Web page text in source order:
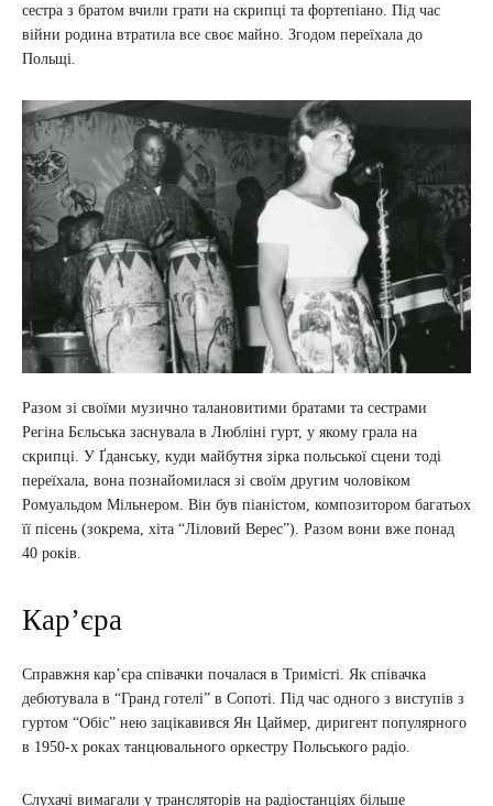
сестра з братом вчили грати на скрипці та фортепіано. Під час
війни родина втратила все своє майно. Згодом переїхала до
Польщі.
Разом зі своїми музично талановитими братами та сестрами
Регіна Бєльська заснувала в Любліні гурт, у якому грала на
скрипці. У Ґданську, куди майбутня зірка польської сцени тоді
переїхала, вона познайомилася зі своїм другим чоловіком
Ромуальдом Мільнером. Він був піаністом, композитором багатьох
її пісень (зокрема, хіта “Ліловий Верес”). Разом вони вже понад
40 років.
Кар’єра
Справжня кар’єра співачки почалася в Тримісті. Як співачка
дебютувала в “Гранд готелі” в Сопоті. Під час одного з виступів з
гуртом “Обіс” нею зацікавився Ян Цаймер, диригент популярного
в 1950-х роках танцювального оркестру Польського радіо.
Слухачі вимагали у трансляторів на радіостанціях більше